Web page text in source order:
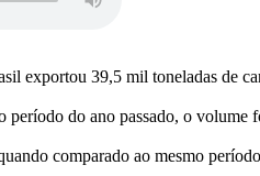
exportou 39,5 mil toneladas de
do ano passado, o volume
comparado ao mesmo